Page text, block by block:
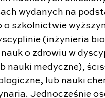
wydanych na
o szkolnictwie
(inżynieria
o zdrowiu w
medyczne),
lub nauki
Jednocześnie